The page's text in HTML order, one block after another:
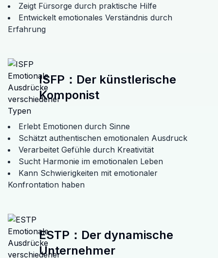
Zeigt Fürsorge durch praktische Hilfe
Entwickelt emotionales Verständnis durch
Erfahrung
ISFP ： Der künstlerische
Komponist
Erlebt Emotionen durch Sinne
Schätzt authentischen emotionalen Ausdruck
Verarbeitet Gefühle durch Kreativität
Sucht Harmonie im emotionalen Leben
Kann Schwierigkeiten mit emotionaler
Konfrontation haben
ESTP ： Der dynamische
Unternehmer